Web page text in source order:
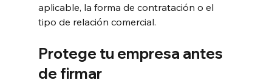
aplicable, la forma de contratación o el
tipo de relación comercial.
Protege tu empresa antes
de firmar